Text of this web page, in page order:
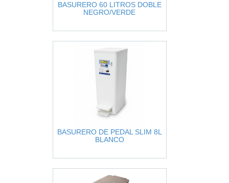
BASURERO 60 LITROS DOBLE
NEGRO/VERDE
BASURERO DE PEDAL SLIM 8L
BLANCO